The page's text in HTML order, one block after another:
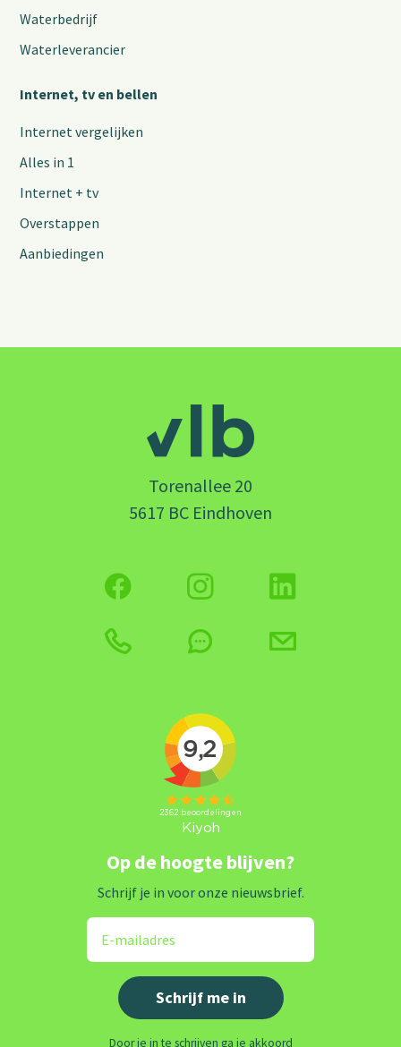
Waterbedrijf
Waterleverancier
Internet, tv en bellen
Internet vergelijken
Alles in 1
Internet + tv
Overstappen
Aanbiedingen
Torenallee 20
5617 BC Eindhoven
Op de hoogte blijven?
Schrijf je in voor onze nieuwsbrief.
Door je in te schrijven ga je akkoord